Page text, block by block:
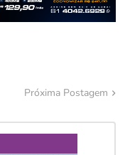
Próxima Postagem